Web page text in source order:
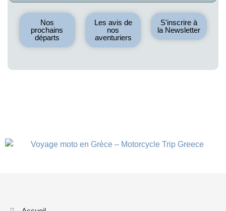
Nos
prochains
départs
Les avis de
nos
aventuriers
S'inscrire à
la Newsletter